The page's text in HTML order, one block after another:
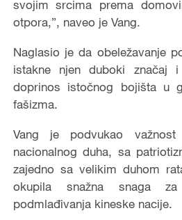
svojim srcima prema
otpora,”, naveo je Vang.
Naglasio je da obeležavanje
istakne njen duboki značaj
doprinos istočnog bojišta u
fašizma.
Vang je podvukao važnost
nacionalnog duha, sa
zajedno sa velikim duhom
okupila snažna snaga za
podmlađivanja kineske nacije.